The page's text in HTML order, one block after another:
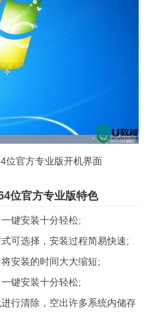
位官方专业版开机界面
位官方专业版特色
键安装十分轻松;
可选择，安装过程简易快速;
安装的时间大大缩短;
键安装十分轻松;
行清除，空出许多系统内储存